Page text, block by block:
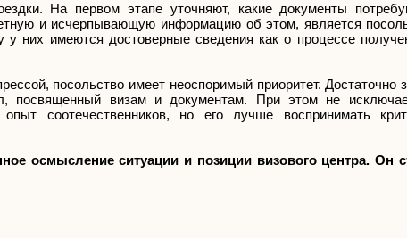
На первом этапе уточняют, какие документы
и исчерпывающую информацию об этом, является
них имеются достоверные сведения как о процессе
посольство имеет неоспоримый приоритет. Достаточно
посвященный визам и документам. При этом не
соотечественников, но его лучше воспринимать
осмысление ситуации и позиции визового центра. Он